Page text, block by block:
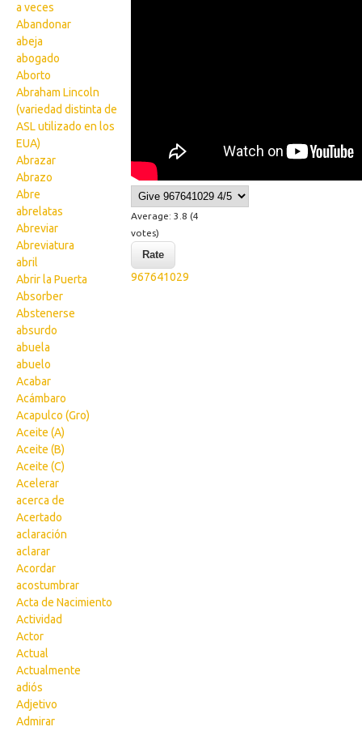
a veces
Abandonar
abeja
abogado
Aborto
Abraham Lincoln
(variedad distinta de
ASL utilizado en los
EUA)
Abrazar
Abrazo
Abre
abrelatas
Abreviar
Abreviatura
abril
Abrir la Puerta
Absorber
Abstenerse
absurdo
abuela
abuelo
Acabar
Acámbaro
Acapulco (Gro)
Aceite (A)
Aceite (B)
Aceite (C)
Acelerar
acerca de
Acertado
aclaración
aclarar
Acordar
acostumbrar
Acta de Nacimiento
Actividad
Actor
Actual
Actualmente
adiós
Adjetivo
Admirar
Average: 3.8 (4
votes)
967641029